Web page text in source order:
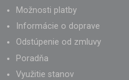
Možnosti platby
Informácie o doprave
Odstúpenie od zmluvy
Poradňa
Využitie stanov